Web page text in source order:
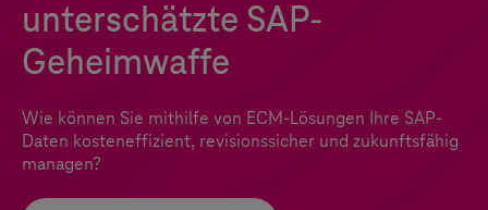
unterschätzte SAP-
Geheimwaffe
Wie können Sie mithilfe von ECM-Lösungen Ihre SAP-
Daten kosteneffizient, revisionssicher und zukunftsfähig
managen?